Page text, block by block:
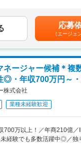
だまだデータ活用やシステ
な手法も残っているので、歯
もっと革新的なサービスや製
入れたり、新製品に反映さ
定める業務
の信頼関係を築いていきます
は】
ーカーなどから依頼を受け
企業のことです。
働きながら、経験次第でメ
す◎
なしが可能で、腰を据えて
ンスを整えやすい環境◎：
休2日で、お休みもしっか
細は経験・能力・資格等を
1回■年収例：・718万円／
ンティブ（未経験入社4年
、選考を通じて上下する可
当を含めた表記です。
応募
（エージェ
ネージャー候補＊複
◎・年収700万円～
株式会社
業種未経験歓迎
700万以上！／年商210億
経験でも多数活躍中◎／独